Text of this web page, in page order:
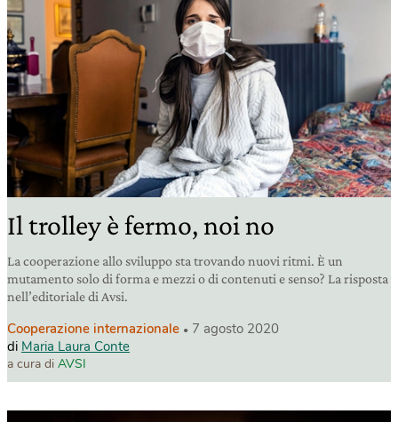
Il trolley è fermo, noi no
La cooperazione allo sviluppo sta trovando nuovi ritmi. È un
mutamento solo di forma e mezzi o di contenuti e senso? La risposta
nell’editoriale di Avsi.
Cooperazione internazionale
7 agosto 2020
di Maria Laura Conte
a cura di AVSI